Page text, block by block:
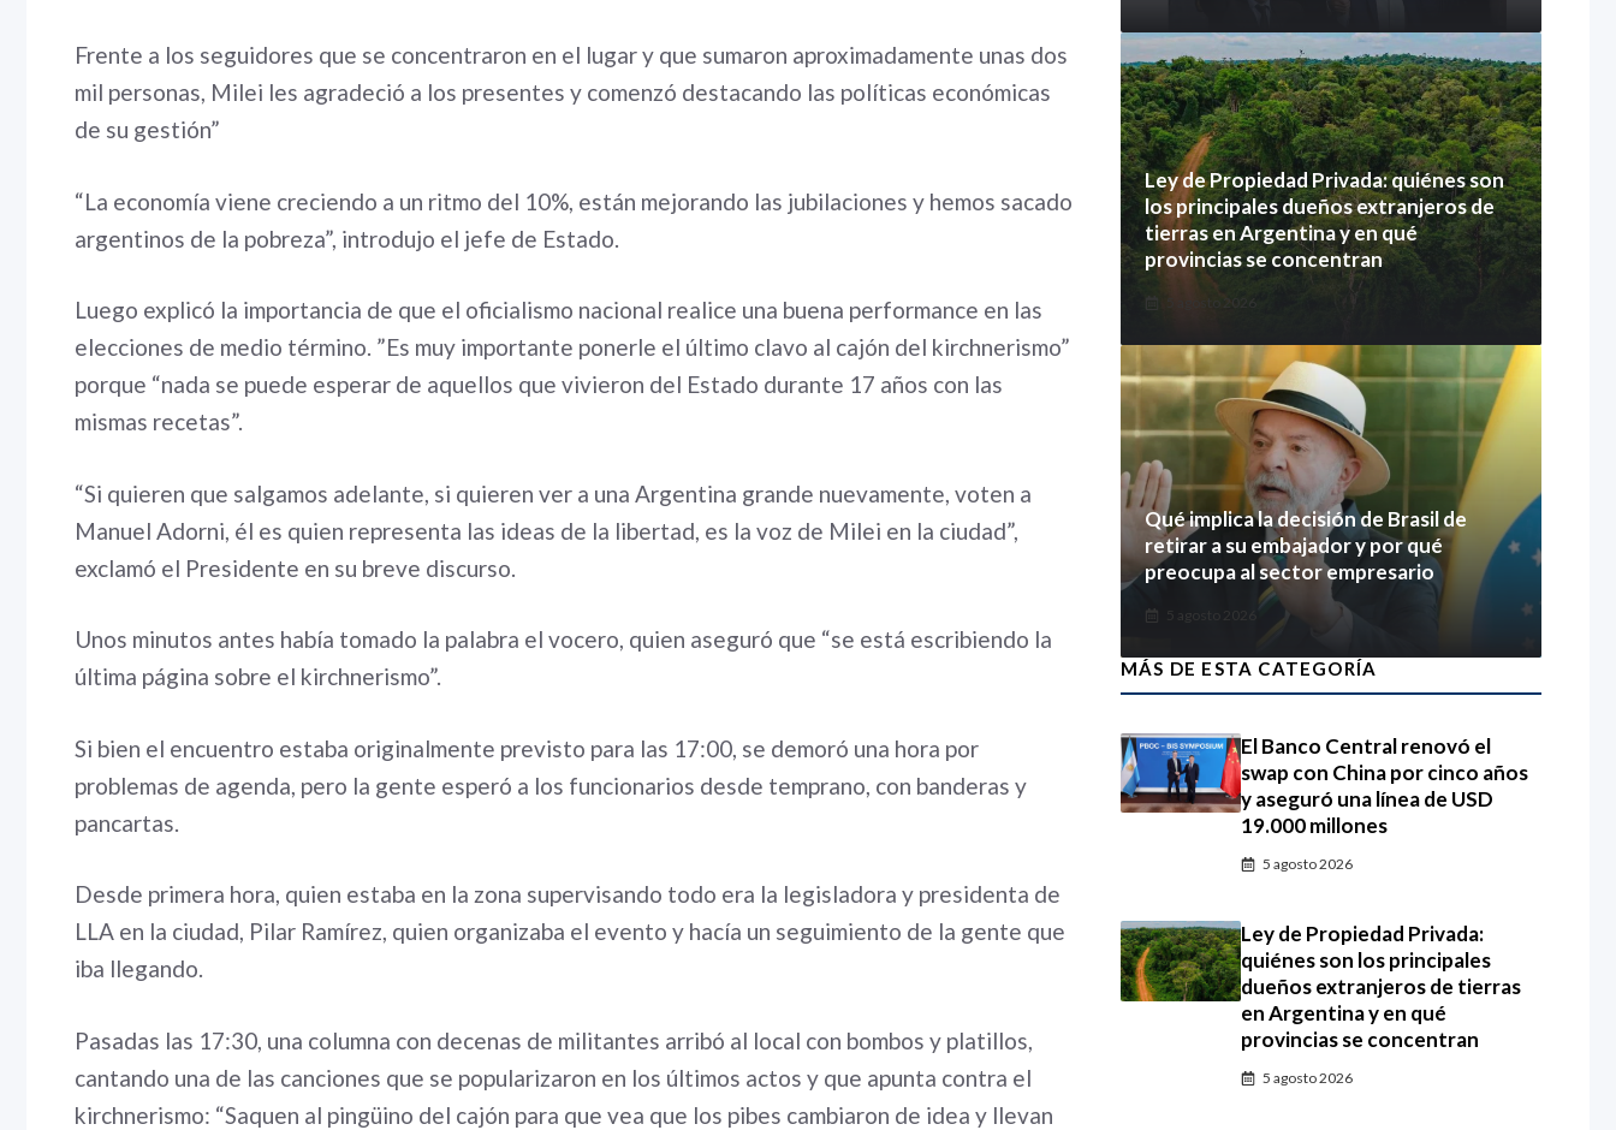
Frente a los seguidores que se concentraron en el lugar y que sumaron aproximadamente unas dos
mil personas, Milei les agradeció a los presentes y comenzó destacando las políticas económicas
de su gestión”
“La economía viene creciendo a un ritmo del 10%, están mejorando las jubilaciones y hemos sacado
argentinos de la pobreza”, introdujo el jefe de Estado.
Luego explicó la importancia de que el oficialismo nacional realice una buena performance en las
elecciones de medio término. ”Es muy importante ponerle el último clavo al cajón del kirchnerismo”
porque “nada se puede esperar de aquellos que vivieron del Estado durante 17 años con las
mismas recetas”.
“Si quieren que salgamos adelante, si quieren ver a una Argentina grande nuevamente, voten a
Manuel Adorni, él es quien representa las ideas de la libertad, es la voz de Milei en la ciudad”,
exclamó el Presidente en su breve discurso.
Unos minutos antes había tomado la palabra el vocero, quien aseguró que “se está escribiendo la
última página sobre el kirchnerismo”.
Si bien el encuentro estaba originalmente previsto para las 17:00, se demoró una hora por
problemas de agenda, pero la gente esperó a los funcionarios desde temprano, con banderas y
pancartas.
Desde primera hora, quien estaba en la zona supervisando todo era la legisladora y presidenta de
LLA en la ciudad, Pilar Ramírez, quien organizaba el evento y hacía un seguimiento de la gente que
iba llegando.
Pasadas las 17:30, una columna con decenas de militantes arribó al local con bombos y platillos,
cantando una de las canciones que se popularizaron en los últimos actos y que apunta contra el
kirchnerismo: “Saquen al pingüino del cajón para que vea que los pibes cambiaron de idea y llevan
Ley de Propiedad Privada: quiénes son
los principales dueños extranjeros de
tierras en Argentina y en qué
provincias se concentran
Qué implica la decisión de Brasil de
retirar a su embajador y por qué
preocupa al sector empresario
5 agosto 2026
MÁS DE ESTA CATEGORÍA
El Banco Central renovó el
swap con China por cinco años
y aseguró una línea de USD
19.000 millones
5 agosto 2026
Ley de Propiedad Privada:
quiénes son los principales
dueños extranjeros de tierras
en Argentina y en qué
provincias se concentran
5 agosto 2026